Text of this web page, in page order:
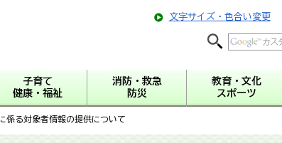
文字サイズ・色合い変更
子育て
健康・福祉
消防・救急
防災
教育・文化
スポーツ
係る対象者情報の提供について